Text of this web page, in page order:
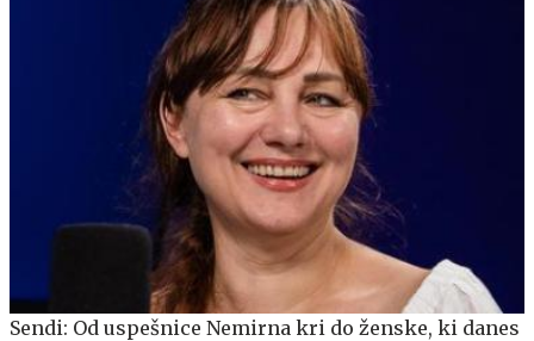
Sendi: Od uspešnice Nemirna kri do ženske, ki danes